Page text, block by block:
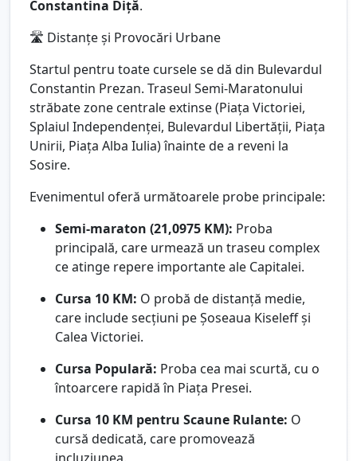
Constantina Diță.
🛣️ Distanțe și Provocări Urbane
Startul pentru toate cursele se dă din Bulevardul
Constantin Prezan. Traseul Semi-Maratonului
străbate zone centrale extinse (Piața Victoriei,
Splaiul Independenței, Bulevardul Libertății, Piața
Unirii, Piața Alba Iulia) înainte de a reveni la
Sosire.
Evenimentul oferă următoarele probe principale:
Semi-maraton (21,0975 KM): Proba
principală, care urmează un traseu complex
ce atinge repere importante ale Capitalei.
Cursa 10 KM: O probă de distanță medie,
care include secțiuni pe Șoseaua Kiseleff și
Calea Victoriei.
Cursa Populară: Proba cea mai scurtă, cu o
întoarcere rapidă în Piața Presei.
Cursa 10 KM pentru Scaune Rulante: O
cursă dedicată, care promovează